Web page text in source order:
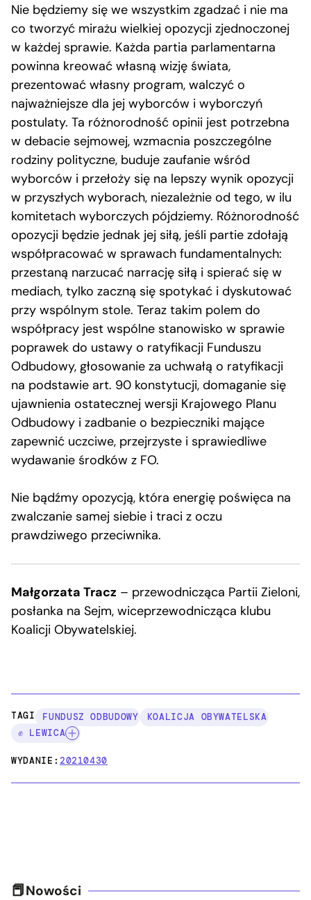
Nie będziemy się we wszystkim zgadzać i nie ma
co tworzyć mirażu wielkiej opozycji zjednoczonej
w każdej sprawie. Każda partia parlamentarna
powinna kreować własną wizję świata,
prezentować własny program, walczyć o
najważniejsze dla jej wyborców i wyborczyń
postulaty. Ta różnorodność opinii jest potrzebna
w debacie sejmowej, wzmacnia poszczególne
rodziny polityczne, buduje zaufanie wśród
wyborców i przełoży się na lepszy wynik opozycji
w przyszłych wyborach, niezależnie od tego, w ilu
komitetach wyborczych pójdziemy. Różnorodność
opozycji będzie jednak jej siłą, jeśli partie zdołają
współpracować w sprawach fundamentalnych:
przestaną narzucać narrację siłą i spierać się w
mediach, tylko zaczną się spotykać i dyskutować
przy wspólnym stole. Teraz takim polem do
współpracy jest wspólne stanowisko w sprawie
poprawek do ustawy o ratyfikacji Funduszu
Odbudowy, głosowanie za uchwałą o ratyfikacji
na podstawie art. 90 konstytucji, domaganie się
ujawnienia ostatecznej wersji Krajowego Planu
Odbudowy i zadbanie o bezpieczniki mające
zapewnić uczciwe, przejrzyste i sprawiedliwe
wydawanie środków z FO.
Nie bądźmy opozycją, która energię poświęca na
zwalczanie samej siebie i traci z oczu
prawdziwego przeciwnika.
Małgorzata Tracz – przewodnicząca Partii Zieloni,
posłanka na Sejm, wiceprzewodnicząca klubu
Koalicji Obywatelskiej.
TAGI: FUNDUSZ ODBUDOWY
KOALICJA OBYWATELSKA
✊ LEWICA
WYDANIE:20210430
Nowości